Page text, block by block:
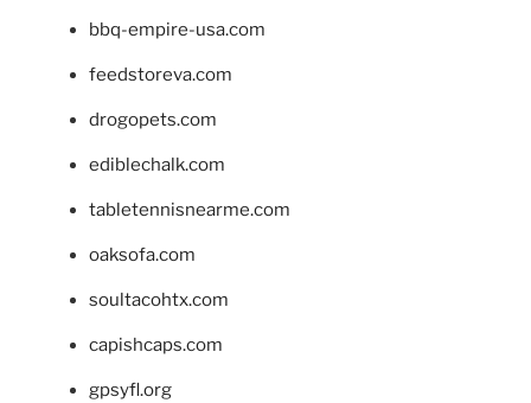
bbq-empire-usa.com
feedstoreva.com
drogopets.com
ediblechalk.com
tabletennisnearme.com
oaksofa.com
soultacohtx.com
capishcaps.com
gpsyfl.org